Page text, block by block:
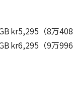
kr5,295（8万
kr6,295（9万